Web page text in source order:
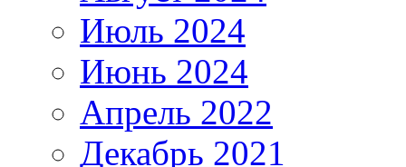
Июль 2024
Июнь 2024
Апрель 2022
Декабрь 2021